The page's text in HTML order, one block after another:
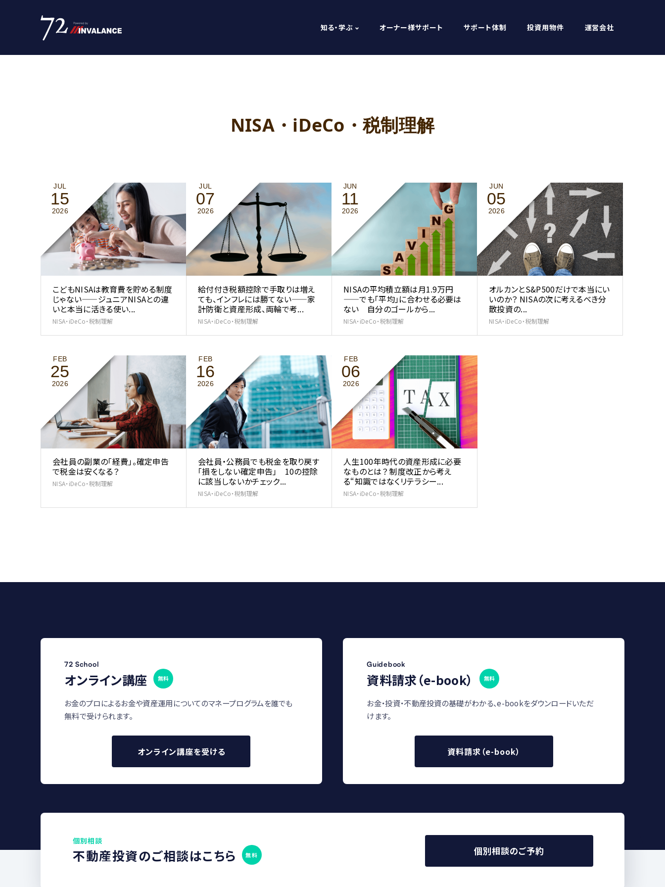
知る・学ぶ オーナー様サポート サポート体制 投資用物件 運営会社
NISA・iDeCo・税制理解
JUL
15
2026
こどもNISAは教育費を貯める制度
じゃない——ジュニアNISAとの違
いと本当に活きる使い...
NISA・iDeCo・税制理解
JUL
07
2026
給付付き税額控除で手取りは増え
ても、インフレには勝てない——家
計防衛と資産形成、両輪で考...
NISA・iDeCo・税制理解
JUN
11
2026
NISAの平均積立額は月1.9万円
——でも「平均」に合わせる必要は
ない 自分のゴールから...
NISA・iDeCo・税制理解
JUN
05
2026
オルカンとS&P500だけで本当にい
いのか？ NISAの次に考えるべき分
散投資の...
NISA・iDeCo・税制理解
FEB
25
2026
会社員の副業の「経費」。確定申告
で税金は安くなる？
NISA・iDeCo・税制理解
FEB
16
2026
会社員・公務員でも税金を取り戻す
「損をしない確定申告」 10の控除
に該当しないかチェック...
NISA・iDeCo・税制理解
FEB
06
2026
人生100年時代の資産形成に必要
なものとは？ 制度改正から考え
る“知識ではなくリテラシー...
NISA・iDeCo・税制理解
72 School
オンライン講座 無料
お金のプロによるお金や資産運用についてのマネープログラムを誰でも
無料で受けられます。
オンライン講座を受ける
Guidebook
資料請求（e-book） 無料
お金・投資・不動産投資の基礎がわかる、e-bookをダウンロードいただ
けます。
資料請求（e-book）
個別相談
不動産投資のご相談はこちら 無料 個別相談のご予約